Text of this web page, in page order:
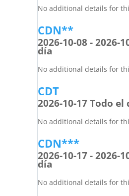
No additional details for
CDN**
2026-10-08 - 2026-
día
No additional details for
CDT
2026-10-17 Todo el
No additional details for
CDN***
2026-10-17 - 2026-
día
No additional details for